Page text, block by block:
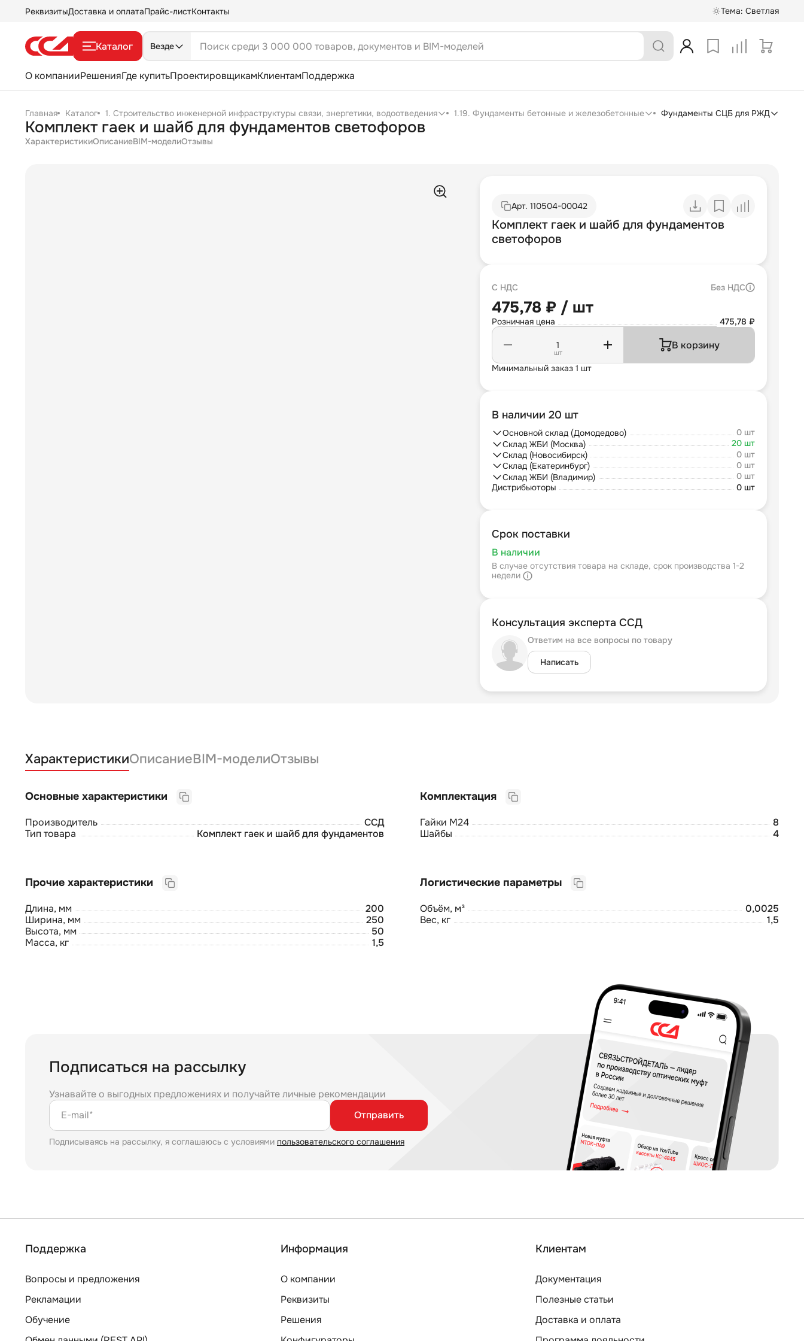
РеквизитыДоставка и оплатаПрайс-листКонтакты Тема: Светлая
Каталог Везде
О компанииРешенияГде купитьПроектировщикамКлиентамПоддержка
Главная Каталог 1. Строительство инженерной инфраструктуры связи, энергетики, водоотведения 1.19. Фундаменты бетонные и железобетонные Фундаменты СЦБ для РЖД
Комплект гаек и шайб для фундаментов светофоров
ХарактеристикиОписаниеBIM-моделиОтзывы
Арт. 110504-00042
Комплект гаек и шайб для фундаментов
светофоров
С НДС Без НДС
475,78 ₽ / шт
Розничная цена 475,78 ₽
шт
В корзину
Минимальный заказ 1 шт
В наличии 20 шт
Основной склад (Домодедово)
0 шт
Склад ЖБИ (Москва)
20 шт
Склад (Новосибирск)
0 шт
Склад (Екатеринбург)
0 шт
Склад ЖБИ (Владимир)
0 шт
Дистрибьюторы
0 шт
Срок поставки
В наличии
В случае отсутствия товара на складе, срок производства 1-2
недели
Консультация эксперта ССД
Ответим на все вопросы по товару
Написать
ХарактеристикиОписаниеBIM-моделиОтзывы
Производитель
ССД
Тип товара
Комплект гаек и шайб для фундаментов
Длина, мм
200
Ширина, мм
250
Высота, мм
50
Масса, кг
1,5
Гайки М24
8
Шайбы
4
Объём, м³
0,0025
Вес, кг
1,5
Подписаться на рассылку
Узнавайте о выгодных предложениях и получайте личные рекомендации
E-mail*
Отправить
Подписываясь на рассылку, я соглашаюсь с условиями пользовательского соглашения
Поддержка
Вопросы и предложения
Рекламации
Обучение
Информация
О компании
Реквизиты
Решения
Клиентам
Документация
Полезные статьи
Доставка и оплата